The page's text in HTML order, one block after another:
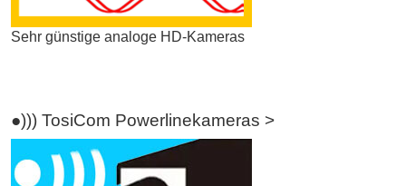
Sehr günstige analoge HD-Kameras
●))) TosiCom Powerlinekameras >